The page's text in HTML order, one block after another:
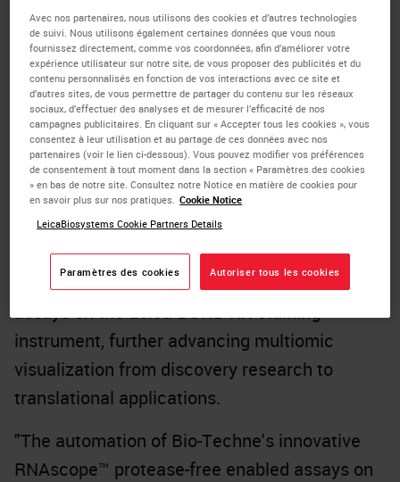
free workflows on theBOND RX research
staining instrument, further advancing the
capabilities of spatial biology research.
The RNAscope™ Multiomic LS Assay enables
simultaneous fluorescent detection of up to
six RNA and/or protein biomarkers on the
same slide, preserving RNA and protein
integrity while maintaining tissue morphology.
Additionally, ACD introduces a protease-free
workflow for RNAscope™ 2.5 single-plex
assays on the Leica BOND RX staining
instrument, further advancing multiomic
visualization from discovery research to
translational applications.
"The automation of Bio-Techne's innovative
RNAscope™ protease-free enabled assays on
Avec nos partenaires, nous utilisons des cookies et d’autres technologies
de suivi. Nous utilisons également certaines données que vous nous
fournissez directement, comme vos coordonnées, afin d’améliorer votre
expérience utilisateur sur notre site, de vous proposer des publicités et du
contenu personnalisés en fonction de vos interactions avec ce site et
d’autres sites, de vous permettre de partager du contenu sur les réseaux
sociaux, d’effectuer des analyses et de mesurer l’efficacité de nos
campagnes publicitaires. En cliquant sur « Accepter tous les cookies », vous
consentez à leur utilisation et au partage de ces données avec nos
partenaires (voir le lien ci-dessous). Vous pouvez modifier vos préférences
de consentement à tout moment dans la section « Paramètres des cookies
» en bas de notre site. Consultez notre Notice en matière de cookies pour
en savoir plus sur nos pratiques. Cookie Notice
LeicaBiosystems Cookie Partners Details
Paramètres des cookies Autoriser tous les cookies